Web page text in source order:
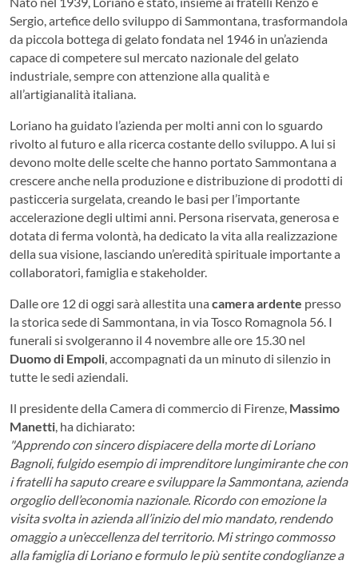
Sergio, artefice dello sviluppo di Sammontana, trasformandola
da piccola bottega di gelato fondata nel 1946 in un’azienda
capace di competere sul mercato nazionale del gelato
industriale, sempre con attenzione alla qualità e
all’artigianalità italiana.
Loriano ha guidato l’azienda per molti anni con lo sguardo
rivolto al futuro e alla ricerca costante dello sviluppo. A lui si
devono molte delle scelte che hanno portato Sammontana a
crescere anche nella produzione e distribuzione di prodotti di
pasticceria surgelata, creando le basi per l’importante
accelerazione degli ultimi anni. Persona riservata, generosa e
dotata di ferma volontà, ha dedicato la vita alla realizzazione
della sua visione, lasciando un’eredità spirituale importante a
collaboratori, famiglia e stakeholder.
Dalle ore 12 di oggi sarà allestita una camera ardente presso
la storica sede di Sammontana, in via Tosco Romagnola 56. I
funerali si svolgeranno il 4 novembre alle ore 15.30 nel
Duomo di Empoli, accompagnati da un minuto di silenzio in
tutte le sedi aziendali.
Il presidente della Camera di commercio di Firenze, Massimo
Manetti, ha dichiarato:
"Apprendo con sincero dispiacere della morte di Loriano
Bagnoli, fulgido esempio di imprenditore lungimirante che con
i fratelli ha saputo creare e sviluppare la Sammontana, azienda
orgoglio dell’economia nazionale. Ricordo con emozione la
visita svolta in azienda all’inizio del mio mandato, rendendo
omaggio a un’eccellenza del territorio. Mi stringo commosso
alla famiglia di Loriano e formulo le più sentite condoglianze a